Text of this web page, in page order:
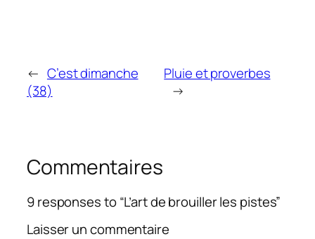
← C’est dimanche
(38)
Pluie et proverbes
→
Commentaires
9 responses to “L’art de brouiller les pistes”
Laisser un commentaire